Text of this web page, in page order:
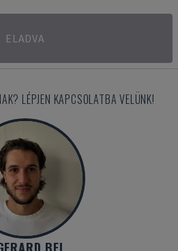
ELADVA
LÉPJEN KAPCSOLATBA VELÜNK!